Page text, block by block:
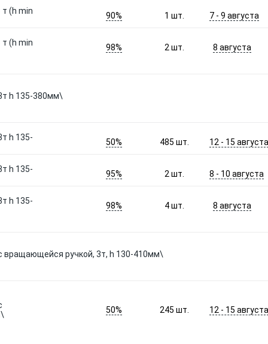
(h min 90% 1шт. 7 - 9 августа
(h min 98% 2шт. 8 августа
h 135-380мм\
h 135- 50% 485шт. 12 - 15
h 135- 95% 2шт. 8 - 10 августа
h 135- 98% 4шт. 8 августа
вращающейся ручкой, 3т, h 130-410мм\
50% 245шт. 12 - 15